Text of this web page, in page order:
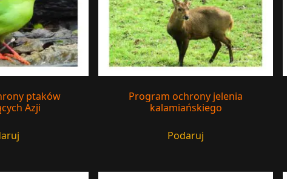
ptaków
Azji
Program ochrony jelenia
kalamiańskiego
Podaruj